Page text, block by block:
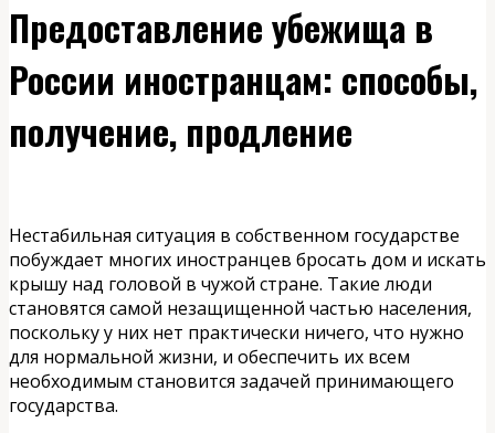
Предоставление убежища в
России иностранцам: способы,
получение, продление
Нестабильная ситуация в собственном государстве
побуждает многих иностранцев бросать дом и искать
крышу над головой в чужой стране. Такие люди
становятся самой незащищенной частью населения,
поскольку у них нет практически ничего, что нужно
для нормальной жизни, и обеспечить их всем
необходимым становится задачей принимающего
государства.